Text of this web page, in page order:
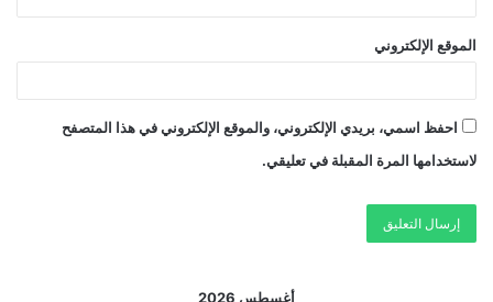
الموقع الإلكتروني
احفظ اسمي، بريدي الإلكتروني، والموقع الإلكتروني في هذا المتصفح
لاستخدامها المرة المقبلة في تعليقي.
أغسطس 2026